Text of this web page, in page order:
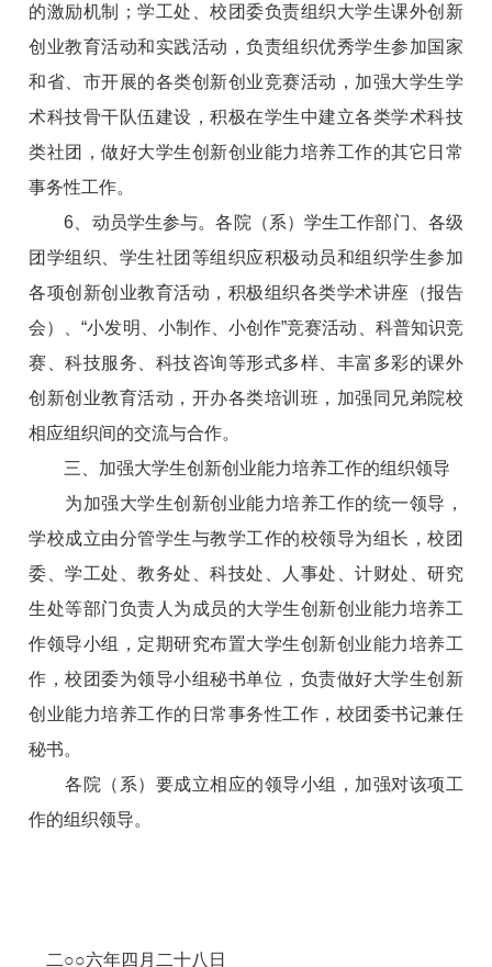
的激励机制；学工处、校团委负责组织大学生课外创新
创业教育活动和实践活动，负责组织优秀学生参加国家
和省、市开展的各类创新创业竞赛活动，加强大学生学
术科技骨干队伍建设，积极在学生中建立各类学术科技
类社团，做好大学生创新创业能力培养工作的其它日常
事务性工作。
6、动员学生参与。各院（系）学生工作部门、各级
团学组织、学生社团等组织应积极动员和组织学生参加
各项创新创业教育活动，积极组织各类学术讲座（报告
会）、“小发明、小制作、小创作”竞赛活动、科普知识竞
赛、科技服务、科技咨询等形式多样、丰富多彩的课外
创新创业教育活动，开办各类培训班，加强同兄弟院校
相应组织间的交流与合作。
三、加强大学生创新创业能力培养工作的组织领导
为加强大学生创新创业能力培养工作的统一领导，
学校成立由分管学生与教学工作的校领导为组长，校团
委、学工处、教务处、科技处、人事处、计财处、研究
生处等部门负责人为成员的大学生创新创业能力培养工
作领导小组，定期研究布置大学生创新创业能力培养工
作，校团委为领导小组秘书单位，负责做好大学生创新
创业能力培养工作的日常事务性工作，校团委书记兼任
秘书。
各院（系）要成立相应的领导小组，加强对该项工
作的组织领导。
二○○六年四月二十八日